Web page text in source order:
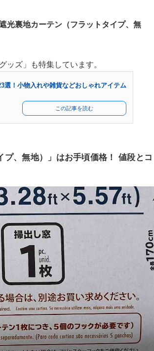
光裏地カーテン（フラットタイプ、無
ッズ」も特集しています。
選！小物入れや雑貨などおしゃれアイテム
この記事を読む
、無地）」はお手頃価格！ 値段とコ